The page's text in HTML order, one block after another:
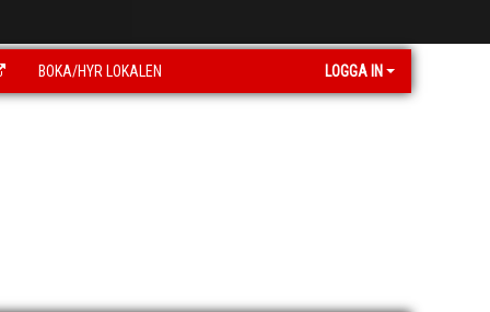
BOKA/HYR LOKALEN LOGGA IN